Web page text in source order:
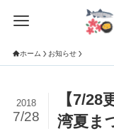
ホーム お知らせ
【7/28
湾夏ま
2018
7/28